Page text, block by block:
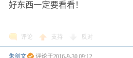
好东西一定要看看！
评论 支持 反对
朱剑文 评论于2016-9-30 09:12